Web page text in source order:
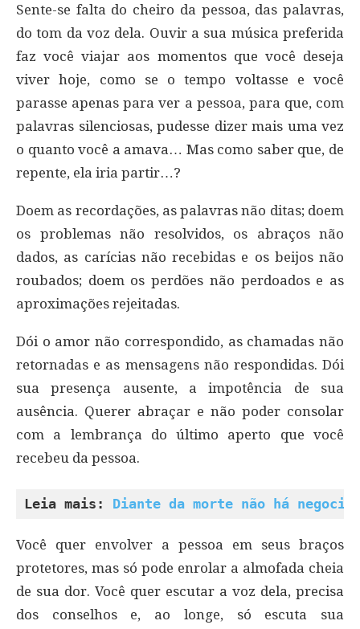
Sente-se falta do cheiro da pessoa, das palavras,
do tom da voz dela. Ouvir a sua música preferida
faz você viajar aos momentos que você deseja
viver hoje, como se o tempo voltasse e você
parasse apenas para ver a pessoa, para que, com
palavras silenciosas, pudesse dizer mais uma vez
o quanto você a amava… Mas como saber que, de
repente, ela iria partir…?
Doem as recordações, as palavras não ditas; doem
os problemas não resolvidos, os abraços não
dados, as carícias não recebidas e os beijos não
roubados; doem os perdões não perdoados e as
aproximações rejeitadas.
Dói o amor não correspondido, as chamadas não
retornadas e as mensagens não respondidas. Dói
sua presença ausente, a impotência de sua
ausência. Querer abraçar e não poder consolar
com a lembrança do último aperto que você
recebeu da pessoa.
Leia mais: Diante da morte não há
Você quer envolver a pessoa em seus braços
protetores, mas só pode enrolar a almofada cheia
de sua dor. Você quer escutar a voz dela, precisa
dos conselhos e, ao longe, só escuta sua